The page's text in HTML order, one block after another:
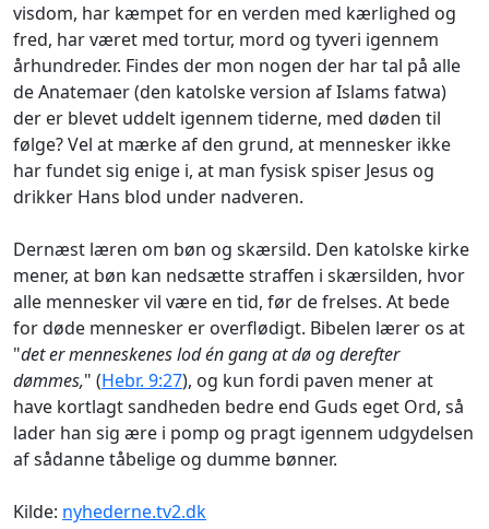
visdom, har kæmpet for en verden med kærlighed og
fred, har været med tortur, mord og tyveri igennem
århundreder. Findes der mon nogen der har tal på alle
de Anatemaer (den katolske version af Islams fatwa)
der er blevet uddelt igennem tiderne, med døden til
følge? Vel at mærke af den grund, at mennesker ikke
har fundet sig enige i, at man fysisk spiser Jesus og
drikker Hans blod under nadveren.
Dernæst læren om bøn og skærsild. Den katolske kirke
mener, at bøn kan nedsætte straffen i skærsilden, hvor
alle mennesker vil være en tid, før de frelses. At bede
for døde mennesker er overflødigt. Bibelen lærer os at
"det er menneskenes lod én gang at dø og derefter
dømmes," (Hebr. 9:27), og kun fordi paven mener at
have kortlagt sandheden bedre end Guds eget Ord, så
lader han sig ære i pomp og pragt igennem udgydelsen
af sådanne tåbelige og dumme bønner.
Kilde: nyhederne.tv2.dk